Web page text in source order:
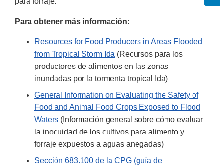
Para obtener más información:
Resources for Food Producers in Areas Flooded
from Tropical Storm Ida (Recursos para los
productores de alimentos en las zonas
inundadas por la tormenta tropical Ida)
General Information on Evaluating the Safety of
Food and Animal Food Crops Exposed to Flood
Waters (Información general sobre cómo evaluar
la inocuidad de los cultivos para alimento y
forraje expuestos a aguas anegadas)
Sección 683.100 de la CPG (guía de